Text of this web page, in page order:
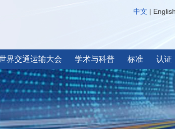
中文 | English
界交通运输大会 学术与科普 标准 认证